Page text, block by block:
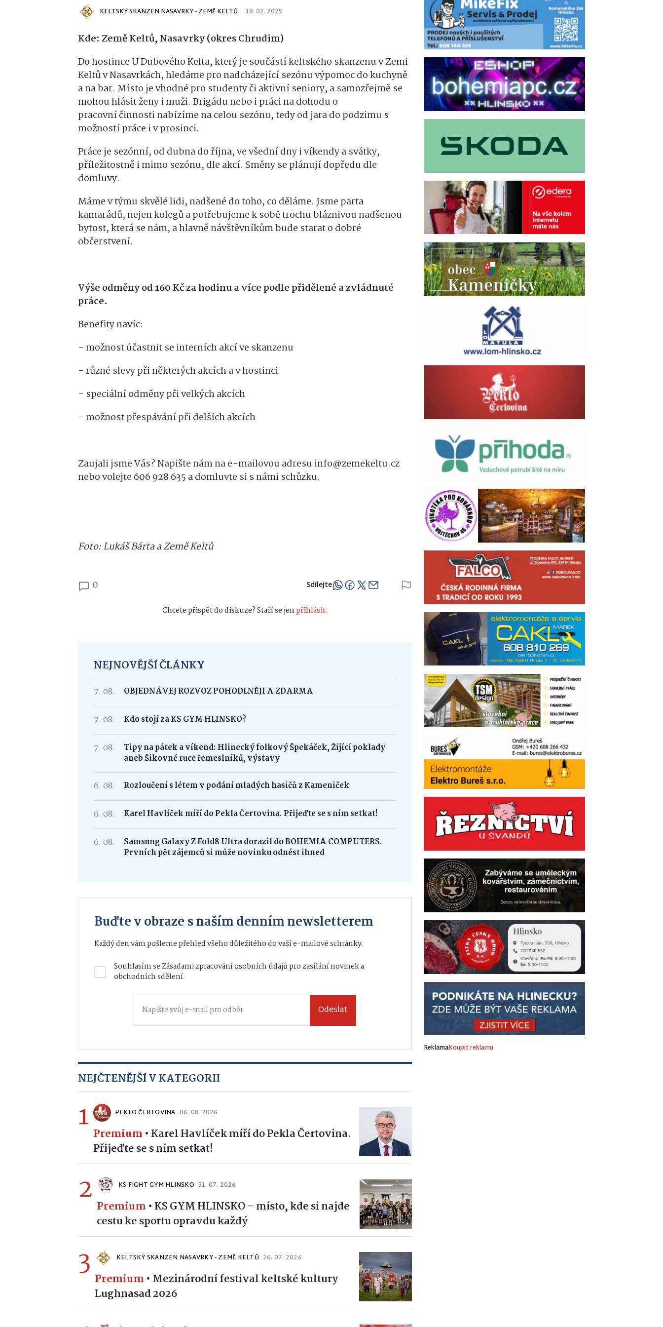
KELTSKÝ SKANZEN NASAVRKY - ZEMĚ KELTŮ 19. 02. 2025
Kde: Země Keltů, Nasavrky (okres Chrudim)
Do hostince U Dubového Kelta, který je součástí keltského skanzenu v Zemi
Keltů v Nasavrkách, hledáme pro nadcházející sezónu výpomoc do kuchyně
a na bar. Místo je vhodné pro studenty či aktivní seniory, a samozřejmě se
mohou hlásit ženy i muži. Brigádu nebo i práci na dohodu o
pracovní činnosti nabízíme na celou sezónu, tedy od jara do podzimu s
možností práce i v prosinci.
Práce je sezónní, od dubna do října, ve všední dny i víkendy a svátky,
příležitostně i mimo sezónu, dle akcí. Směny se plánují dopředu dle
domluvy.
Máme v týmu skvělé lidi, nadšené do toho, co děláme. Jsme parta
kamarádů, nejen kolegů a potřebujeme k sobě trochu bláznivou nadšenou
bytost, která se nám, a hlavně návštěvníkům bude starat o dobré
občerstvení.
Výše odměny od 160 Kč za hodinu a více podle přidělené a zvládnuté
práce.
Benefity navíc:
- možnost účastnit se interních akcí ve skanzenu
- různé slevy při některých akcích a v hostinci
- speciální odměny při velkých akcích
- možnost přespávání při delších akcích
Zaujali jsme Vás? Napište nám na e-mailovou adresu info@zemekeltu.cz
nebo volejte 606 928 635 a domluvte si s námi schůzku.
Foto: Lukáš Bárta a Země Keltů
0 Sdílejte
Chcete přispět do diskuze? Stačí se jenpřihlásit.
NEJNOVĚJŠÍ ČLÁNKY
7. 08. OBJEDNÁVEJ ROZVOZ POHODLNĚJI A ZDARMA
7. 08. Kdo stojí za KS GYM HLINSKO?
7. 08.
Tipy na pátek a víkend: Hlinecký folkový Špekáček, Žijící poklady
aneb Šikovné ruce řemeslníků, výstavy
6. 08. Rozloučení s létem v podání mladých hasičů z Kameniček
6. 08. Karel Havlíček míří do Pekla Čertovina. Přijeďte se s ním setkat!
6. 08.
Samsung Galaxy Z Fold8 Ultra dorazil do BOHEMIA COMPUTERS.
Prvních pět zájemců si může novinku odnést ihned
Buďte v obraze s naším denním newsletterem
Každý den vám pošleme přehled všeho důležitého do vaší e-mailové schránky.
Souhlasím seZásadami zpracování osobních údajůpro zasílání novinek a
obchodních sdělení
Odeslat
NEJČTENĚJŠÍ V KATEGORII
1 PEKLO ČERTOVINA 06. 08. 2026
Premium • Karel Havlíček míří do Pekla Čertovina.
Přijeďte se s ním setkat!
2 KS FIGHT GYM HLINSKO 31. 07. 2026
Premium • KS GYM HLINSKO – místo, kde si najde
cestu ke sportu opravdu každý
3 KELTSKÝ SKANZEN NASAVRKY - ZEMĚ KELTŮ 26. 07. 2026
Premium • Mezinárodní festival keltské kultury
Lughnasad 2026
ReklamaKoupit reklamu